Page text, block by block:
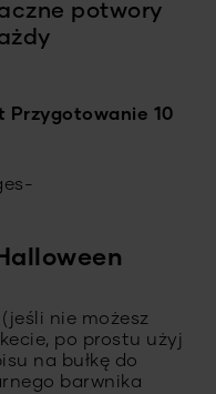
potwory
Przygotowanie 10
nie możesz
po prostu użyj
na bułkę do
barwnika